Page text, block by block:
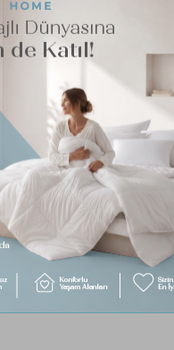
Soru & Cevap
gördüğünüz noktaları öneri